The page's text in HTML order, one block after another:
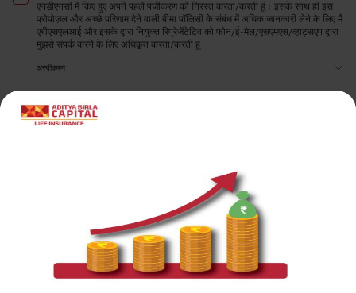
एनडीएनसी में किए हुए अपने पहले पंजीकरण को निरस्त करता/करती हूं। इसके साथ ही इस
प्रोपोज़ल और अच्छे परिणाम देने वाली बीमा पॉलिसी के संबंध में अधिक जानकारी लेने के लिए मैं
एबीएसएलआई और इसके द्वारा नियुक्त रिप्रेजेंटेटिव को फोन/ई-मेल/एसएमएस/व्हाट्सएप द्वारा
मुझसे संपर्क करने के लिए अधिकृत करता/करती हूं
अस्वीकरण
4 योजना विकल्प
70 वर्ष तक का जीवन
कवर
वैकल्पिक त्वरित गंभीर
अंतर्निर्मित टर्मिनल